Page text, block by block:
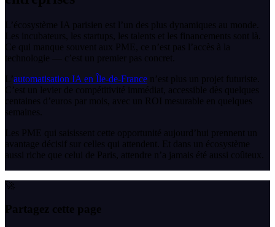
L’écosystème IA parisien est l’un des plus dynamiques au monde.
Les incubateurs, les startups, les talents et les financements sont là.
Ce qui manque souvent aux PME, ce n’est pas l’accès à la
technologie — c’est un premier pas concret.
L’automatisation IA en Île-de-France n’est plus un projet futuriste.
C’est un levier de compétitivité immédiat, accessible dès quelques
centaines d’euros par mois, avec un ROI mesurable en quelques
semaines.
Les PME qui saisissent cette opportunité aujourd’hui prennent un
avantage décisif sur celles qui attendent. Et dans un écosystème
aussi riche que celui de Paris, attendre n’a jamais été aussi coûteux.
🚀
Partagez cette page